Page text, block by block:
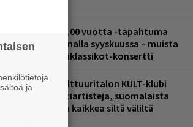
Valtava Yle 100 vuotta -tapahtuma
Veikkaus Arenalla syyskuussa – muista
myös metalliklassikot-konsertti
Helsingin Kulttuuritalon KULT-klubi
tarjoaa kulttiartisteja, suomalaista
osaamista ja kaikkea siltä väliltä
ja